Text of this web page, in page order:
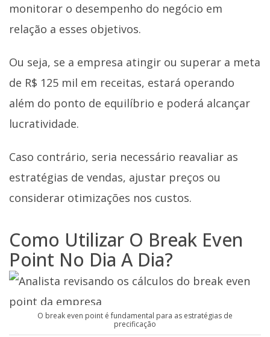
monitorar o desempenho do negócio em
relação a esses objetivos.
Ou seja, se a empresa atingir ou superar a meta
de R$ 125 mil em receitas, estará operando
além do ponto de equilíbrio e poderá alcançar
lucratividade.
Caso contrário, seria necessário reavaliar as
estratégias de vendas, ajustar preços ou
considerar otimizações nos custos.
Como Utilizar O Break Even
Point No Dia A Dia?
O break even point é fundamental para as estratégias de
precificação